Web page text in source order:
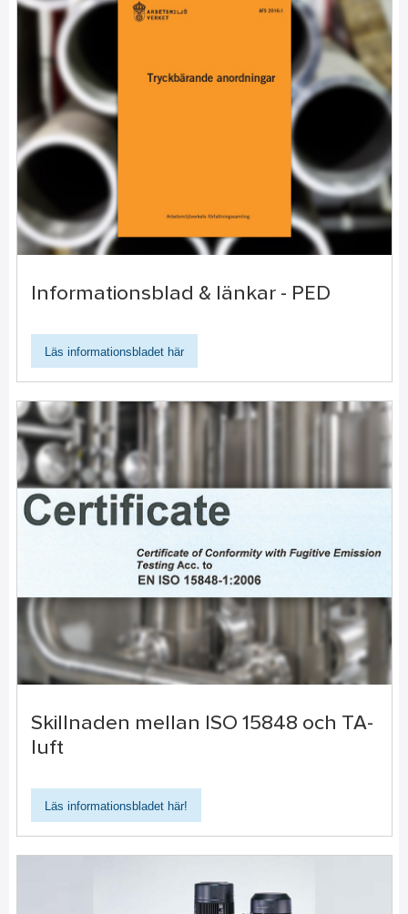
Informationsblad & länkar - PED
Läs informationsbladet här
Skillnaden mellan ISO 15848 och TA-
luft
Läs informationsbladet här!